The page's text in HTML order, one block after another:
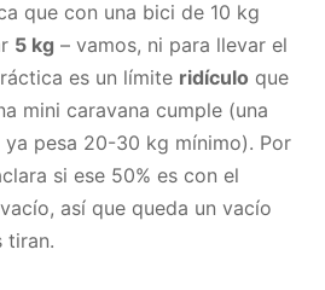
que con una bici de 10 kg
5 kg – vamos, ni para llevar el
es un límite ridículo que
mini caravana cumple (una
ya pesa 20-30 kg mínimo). Por
si ese 50% es con el
así que queda un vacío
tiran.